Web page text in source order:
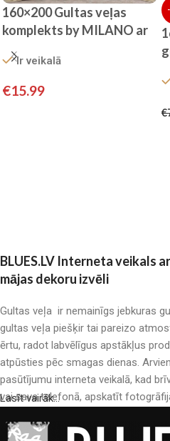
160×200 Gultas veļas
komplekts by MILANO ar
palagu/ 100% KOKVILNA
SATĪNS
Ir veikalā
€15.99
€
BLUES.LV Interneta veikals
mājas dekoru izvēli
Gultas veļa ir nemainīgs jebkuras
gultas veļa piešķir tai pareizo
ērtu, radot labvēlīgus apstākļus
atpūsties pēc smagas dienas.
pasūtījumu interneta veikalā, kad
vai sava telefonā, apskatīt
veļas katalogs: pieejamas gan
Lasīt vairāk...